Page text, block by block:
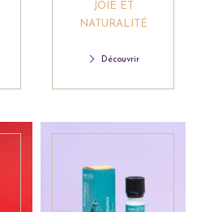
JOIE ET
NATURALITÉ
Découvrir